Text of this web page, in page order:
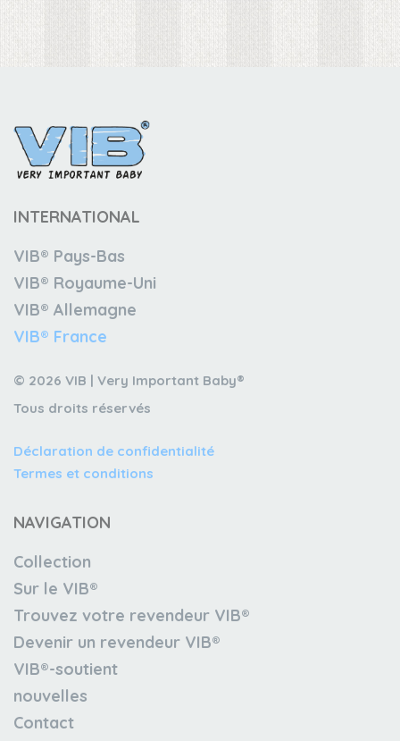
INTERNATIONAL
VIB® Pays-Bas
VIB® Royaume-Uni
VIB® Allemagne
VIB® France
© 2026 VIB | Very Important Baby®
Tous droits réservés
Déclaration de confidentialité
Termes et conditions
NAVIGATION
Collection
Sur le VIB®
Trouvez votre revendeur VIB®
Devenir un revendeur VIB®
VIB®-soutient
nouvelles
Contact